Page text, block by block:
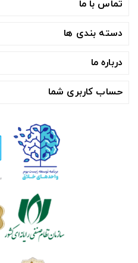
تماس با ما
دسته بندی ها
درباره ما
حساب کاربری شما